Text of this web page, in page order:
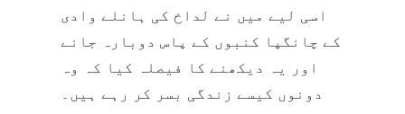
اسی لیے میں نے لداخ کی ہانلے وادی
کے چانگپا کنبوں کے پاس دوبارہ جانے
اور یہ دیکھنے کا فیصلہ کیا کہ وہ
دونوں کیسے زندگی بسر کر رہے ہیں۔